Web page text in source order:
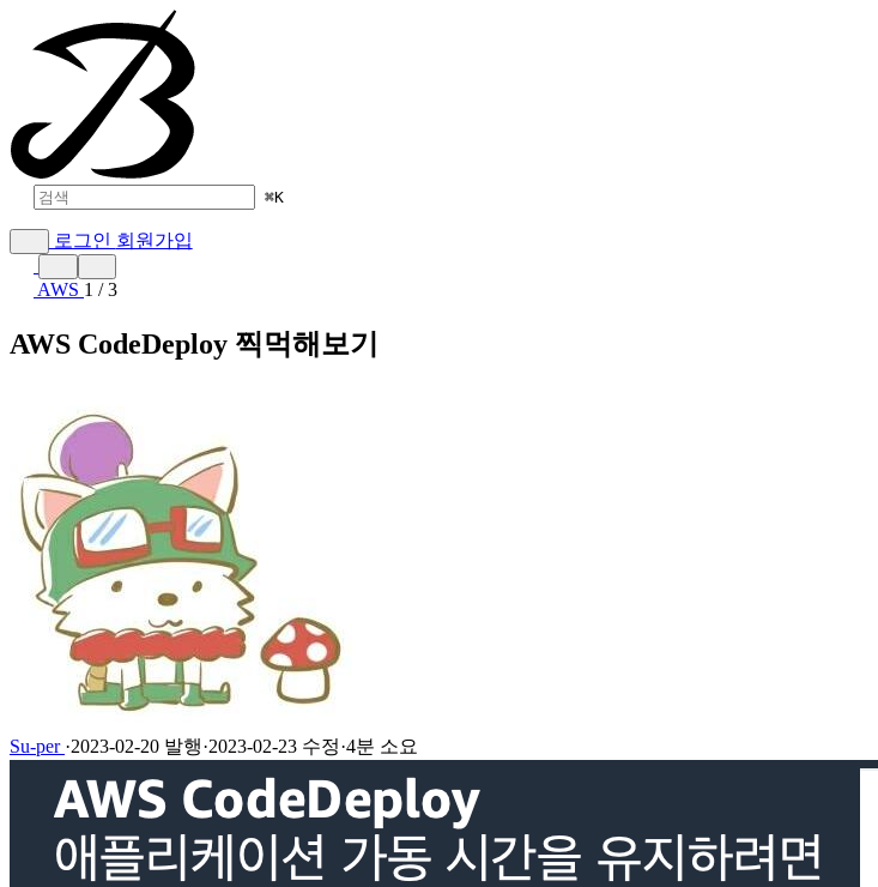
⌘K
로그인 회원가입
AWS 1 / 3
AWS CodeDeploy 찍먹해보기
Su-per ·2023-02-20 발행·2023-02-23 수정·4분 소요